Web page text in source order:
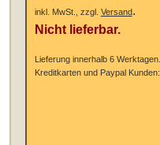
inkl. MwSt., zzgl. Versand.
Nicht lieferbar.
Lieferung innerhalb 6 Werktagen.
Kreditkarten und Paypal Kunden: